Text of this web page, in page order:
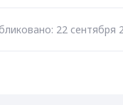
22 сентября